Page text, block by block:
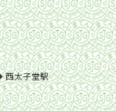
西太子堂駅